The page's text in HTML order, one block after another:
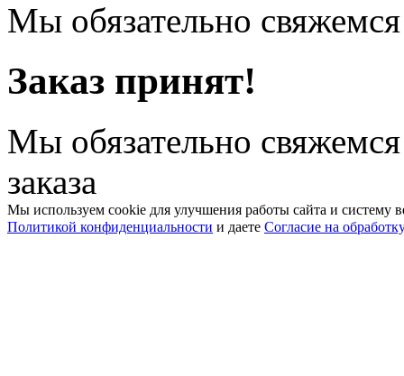
Мы обязательно
Заказ принят!
Мы обязательно
заказа
Мы используем cookie для улучшения работы сайта и систему
Политикой конфиденциальности и даете Согласие на